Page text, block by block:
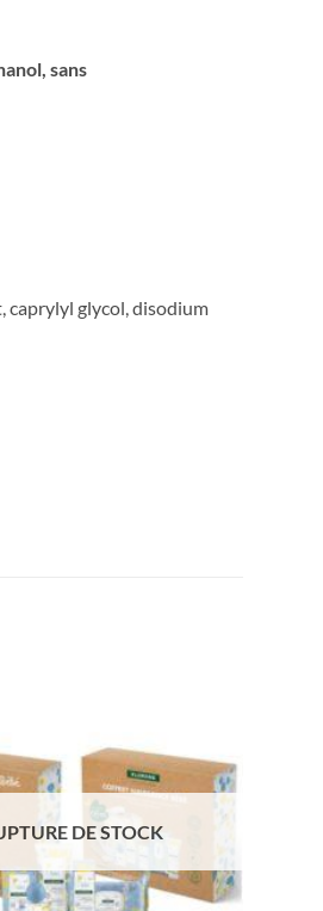
sans
caprylyl glycol, disodium
DE STOCK